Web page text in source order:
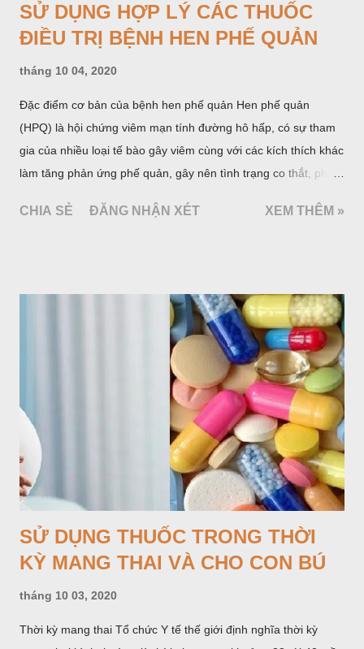
SỬ DỤNG HỢP LÝ CÁC THUỐC
ĐIỀU TRỊ BỆNH HEN PHẾ QUẢN
tháng 10 04, 2020
Đặc điểm cơ bản của bệnh hen phế quản Hen phế quản
(HPQ) là hội chứng viêm mạn tính đường hô hấp, có sự tham
gia của nhiều loại tế bào gây viêm cùng với các kích thích khác
làm tăng phản ứng phế quản, gây nên tình trạng co thắt, phù
lâm sàng của HPQ là cơn khó thở khò khè, chủ yếu là khó thở
CHIA SẺ ĐĂNG NHẬN XÉT XEM THÊM »
SỬ DỤNG THUỐC TRONG THỜI
KỲ MANG THAI VÀ CHO CON BÚ
tháng 10 03, 2020
Thời kỳ mang thai Tổ chức Y tế thế giới định nghĩa thời kỳ